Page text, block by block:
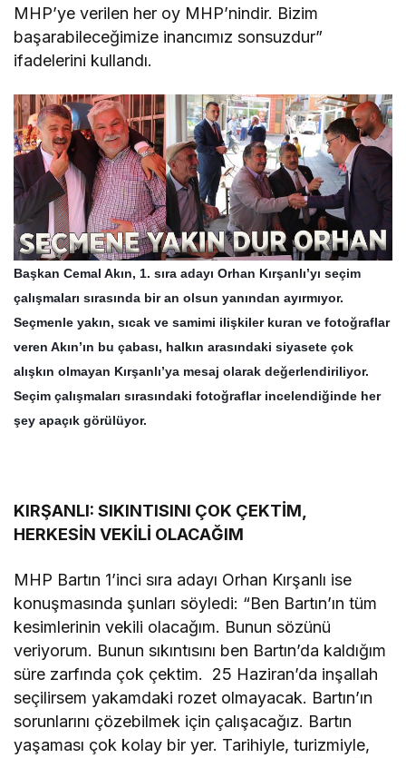
MHP’ye verilen her oy MHP’nindir. Bizim
başarabileceğimize inancımız sonsuzdur”
ifadelerini kullandı.
Başkan Cemal Akın, 1. sıra adayı Orhan Kırşanlı’yı seçim
çalışmaları sırasında bir an olsun yanından ayırmıyor.
Seçmenle yakın, sıcak ve samimi ilişkiler kuran ve fotoğraflar
veren Akın’ın bu çabası, halkın arasındaki siyasete çok
alışkın olmayan Kırşanlı’ya mesaj olarak değerlendiriliyor.
Seçim çalışmaları sırasındaki fotoğraflar incelendiğinde her
şey apaçık görülüyor.
KIRŞANLI: SIKINTISINI ÇOK ÇEKTİM,
HERKESİN VEKİLİ OLACAĞIM
MHP Bartın 1’inci sıra adayı Orhan Kırşanlı ise
konuşmasında şunları söyledi: “Ben Bartın’ın tüm
kesimlerinin vekili olacağım. Bunun sözünü
veriyorum. Bunun sıkıntısını ben Bartın’da kaldığım
süre zarfında çok çektim. 25 Haziran’da inşallah
seçilirsem yakamdaki rozet olmayacak. Bartın’ın
sorunlarını çözebilmek için çalışacağız. Bartın
yaşaması çok kolay bir yer. Tarihiyle, turizmiyle,